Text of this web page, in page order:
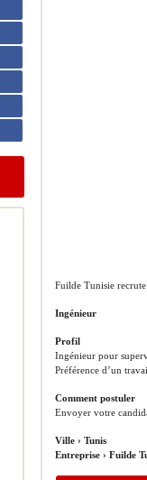
Fuilde Tunisie recrute
Ingénieur
Profil
Ingénieur pour
Préférence d’un
Comment postuler
Envoyer votre
Ville ›Tunis
Entreprise ›Fuilde